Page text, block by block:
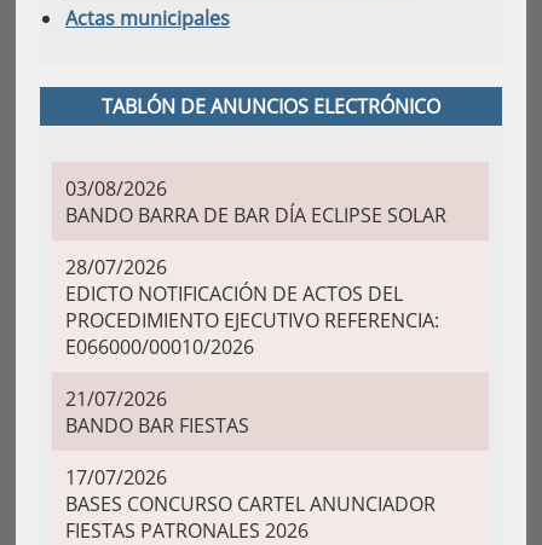
Actas municipales
TABLÓN DE ANUNCIOS ELECTRÓNICO
03/08/2026
BANDO BARRA DE BAR DÍA ECLIPSE SOLAR
28/07/2026
EDICTO NOTIFICACIÓN DE ACTOS DEL
PROCEDIMIENTO EJECUTIVO REFERENCIA:
E066000/00010/2026
21/07/2026
BANDO BAR FIESTAS
17/07/2026
BASES CONCURSO CARTEL ANUNCIADOR
FIESTAS PATRONALES 2026